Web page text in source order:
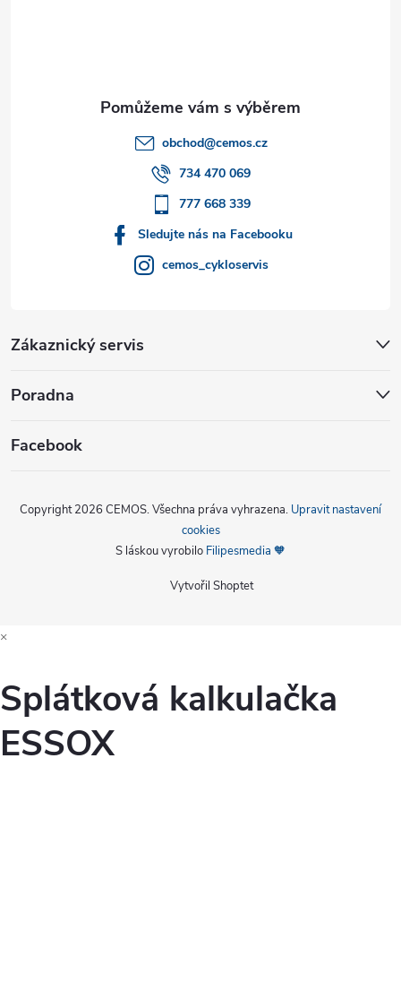
obchod@cemos.cz
734 470 069
777 668 339
Sledujte nás na Facebooku
cemos_cykloservis
Zákaznický servis
Poradna
Facebook
Vytvořil Shoptet
Copyright 2026 CEMOS. Všechna práva vyhrazena. Upravit nastavení
cookies
S láskou vyrobilo Filipesmedia 🧡
×
Splátková kalkulačka
ESSOX